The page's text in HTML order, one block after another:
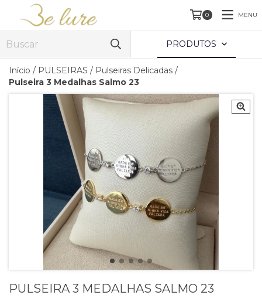
0 MENU
PRODUTOS
Início / PULSEIRAS / Pulseiras Delicadas /
Pulseira 3 Medalhas Salmo 23
PULSEIRA 3 MEDALHAS SALMO 23